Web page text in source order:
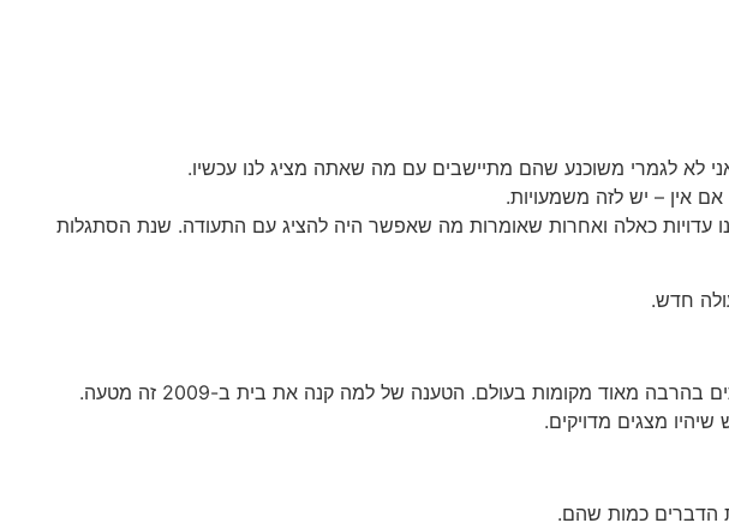
לא לגמרי משוכנע שהם מתיישבים עם מה שאתה מציג לנו עכשיו.
אין – יש לזה משמעויות.
עדויות כאלה ואחרות שאומרות מה שאפשר היה להציג עם התעודה. שנת הסתגלות
חדש.
הדברים כמות שהם.